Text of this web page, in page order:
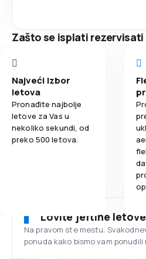
Zašto se isplati
Najveći izbor
letova
Pronađite najbolje
letove za Vas u
nekoliko sekundi, od
preko 500 letova.
Lovite jeftine
Na pravom ste mestu.
ponuda kako bismo vam